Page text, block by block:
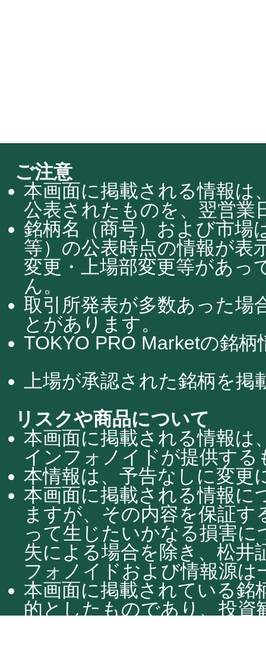
ご注意
本画面に掲載される情報は
公表されたものを、翌営業
銘柄名（商号）および市場
等）の公表時点の情報が表
変更・上場部変更等があっ
ん。
取引所発表が多数あった場
とがあります。
TOKYO PRO Marketの銘
上場が承認された銘柄を掲
リスクや商品について
本画面に掲載される情報は
インフォノイドが提供する
本情報は、予告なしに変更
本画面に掲載される情報に
ますが、その内容を保証
って生じたいかなる損害
失による場合を除き、松井
フォノイドおよび情報源は
本画面に掲載されている銘
的としたものであり、投資